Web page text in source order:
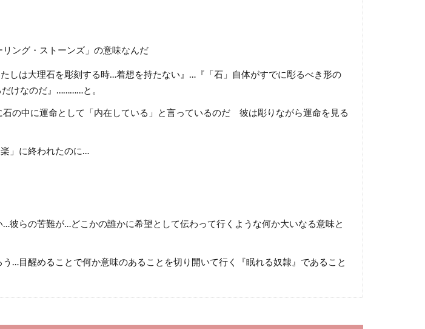
ング・ストーンズ」の意味なんだ
しは大理石を彫刻する時…着想を持たない』…『「石」自体がすでに彫るべき形の
けなのだ』…………と。
の中に運命として「内在している」と言っているのだ 彼は彫りながら運命を見る
」に終われたのに…
彼らの苦難が…どこかの誰かに希望として伝わって行くような何か大いなる意味と
…目醒めることで何か意味のあることを切り開いて行く『眠れる奴隷』であること